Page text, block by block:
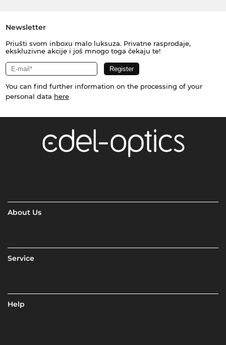
Newsletter
Priušti svom inboxu malo luksuza. Privatne rasprodaje,
ekskluzivne akcije i još mnogo toga čekaju te!
You can find further information on the processing of your
personal data here
About Us
Service
Help